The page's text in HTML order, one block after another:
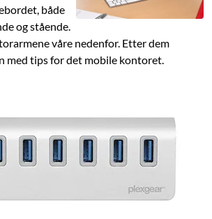
både
og stående.
våre nedenfor. Etter dem
med tips for det mobile kontoret.